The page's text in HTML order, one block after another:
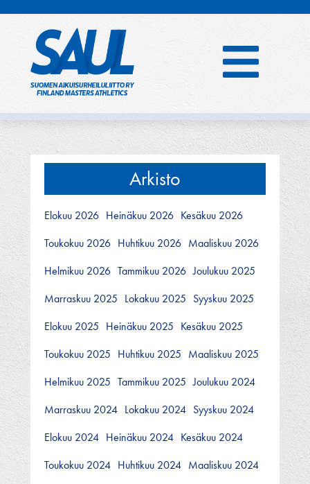
Arkisto
Elokuu 2026 Heinäkuu 2026 Kesäkuu 2026
Toukokuu 2026 Huhtikuu 2026 Maaliskuu 2026
Helmikuu 2026 Tammikuu 2026 Joulukuu 2025
Marraskuu 2025 Lokakuu 2025 Syyskuu 2025
Elokuu 2025 Heinäkuu 2025 Kesäkuu 2025
Toukokuu 2025 Huhtikuu 2025 Maaliskuu 2025
Helmikuu 2025 Tammikuu 2025 Joulukuu 2024
Marraskuu 2024 Lokakuu 2024 Syyskuu 2024
Elokuu 2024 Heinäkuu 2024 Kesäkuu 2024
Toukokuu 2024 Huhtikuu 2024 Maaliskuu 2024